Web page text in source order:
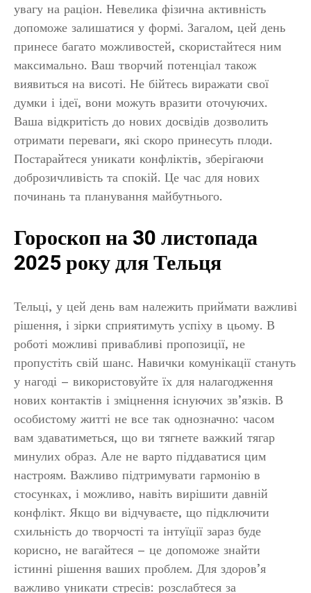
увагу на раціон. Невелика фізична активність
допоможе залишатися у формі. Загалом, цей день
принесе багато можливостей, скористайтеся ним
максимально. Ваш творчий потенціал також
виявиться на висоті. Не бійтесь виражати свої
думки і ідеї, вони можуть вразити оточуючих.
Ваша відкритість до нових досвідів дозволить
отримати переваги, які скоро принесуть плоди.
Постарайтеся уникати конфліктів, зберігаючи
доброзичливість та спокій. Це час для нових
починань та планування майбутнього.
Гороскоп на 30 листопада
2025 року для Тельця
Тельці, у цей день вам належить приймати важливі
рішення, і зірки сприятимуть успіху в цьому. В
роботі можливі привабливі пропозиції, не
пропустіть свій шанс. Навички комунікації стануть
у нагоді – використовуйте їх для налагодження
нових контактів і зміцнення існуючих зв’язків. В
особистому житті не все так однозначно: часом
вам здаватиметься, що ви тягнете важкий тягар
минулих образ. Але не варто піддаватися цим
настроям. Важливо підтримувати гармонію в
стосунках, і можливо, навіть вирішити давній
конфлікт. Якщо ви відчуваєте, що підключити
схильність до творчості та інтуїції зараз буде
корисно, не вагайтеся – це допоможе знайти
істинні рішення ваших проблем. Для здоров’я
важливо уникати стресів: розслабтеся за